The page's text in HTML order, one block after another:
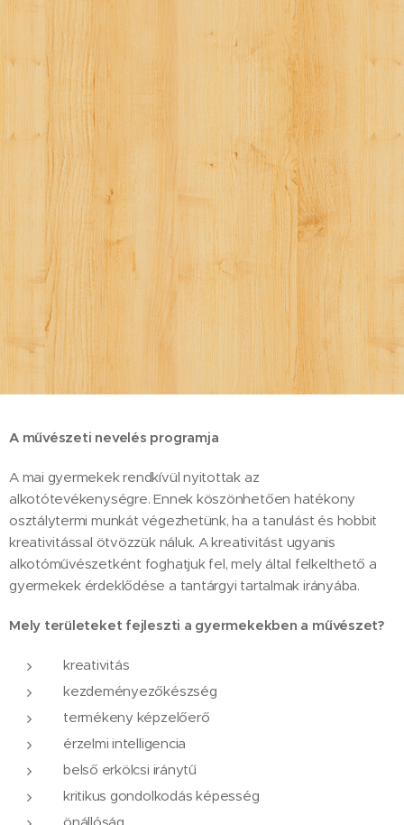
A művészeti nevelés programja
A mai gyermekek rendkívül nyitottak az
alkotótevékenységre. Ennek köszönhetően hatékony
osztálytermi munkát végezhetünk, ha a tanulást és hobbit
kreativitással ötvözzük náluk. A kreativitást ugyanis
alkotóművészetként foghatjuk fel, mely által felkelthető a
gyermekek érdeklődése a tantárgyi tartalmak irányába.
Mely területeket fejleszti a gyermekekben a művészet?
kreativitás
kezdeményezőkészség
termékeny képzelőerő
érzelmi intelligencia
belső erkölcsi iránytű
kritikus gondolkodás képesség